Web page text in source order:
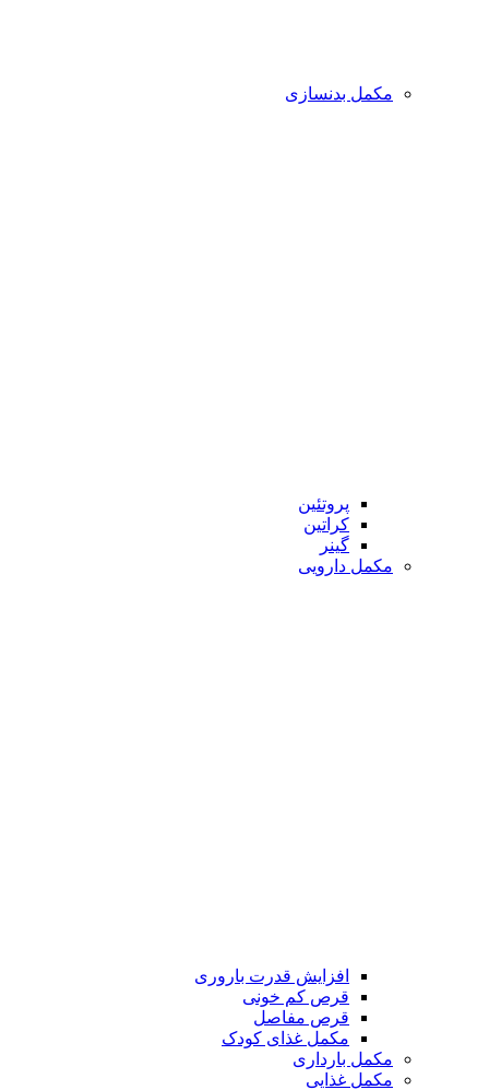
مکمل بدنسازی
پروتئین
کراتین
گینر
مکمل دارویی
افزایش قدرت باروری
قرص کم خونی
قرص مفاصل
مکمل غذای کودک
مکمل بارداری
مکمل غذایی